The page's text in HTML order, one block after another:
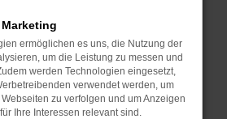
wie Werbeblocker,
bestimmter Seiten
die Seite in einem
oder in einem privaten
ermöglichen es uns, die Nutzung der
um die Leistung zu messen und
werden Technologien eingesetzt,
verwendet werden, um
zu verfolgen und um Anzeigen
Ihre Interessen relevant sind.